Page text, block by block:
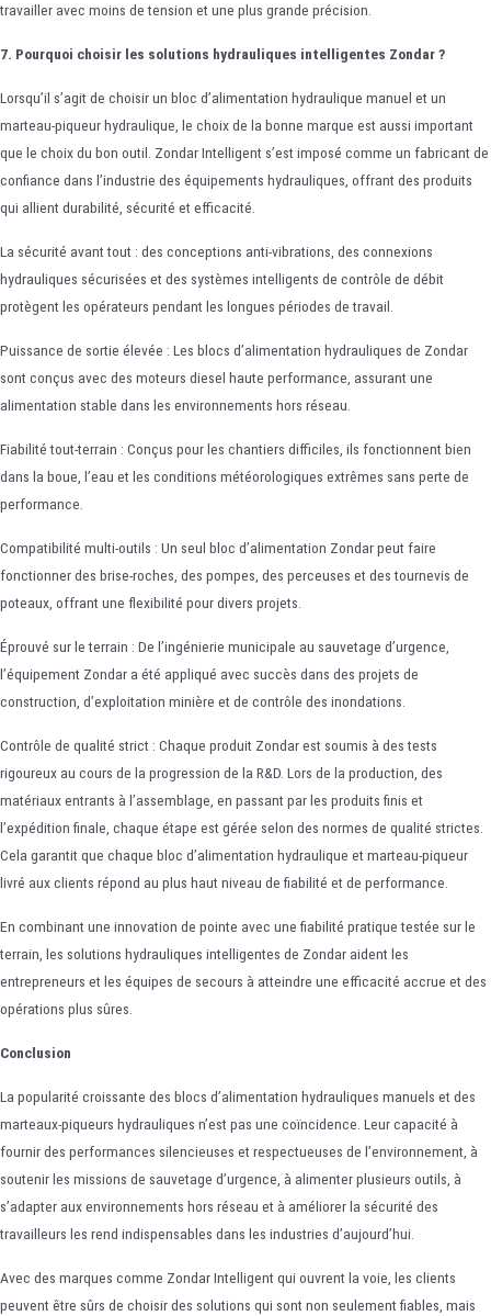
travailler avec moins de tension et une plus grande précision.
7. Pourquoi choisir les solutions hydrauliques intelligentes Zondar ?
Lorsqu’il s’agit de choisir un bloc d’alimentation hydraulique manuel et un
marteau-piqueur hydraulique, le choix de la bonne marque est aussi important
que le choix du bon outil. Zondar Intelligent s’est imposé comme un fabricant de
confiance dans l’industrie des équipements hydrauliques, offrant des produits
qui allient durabilité, sécurité et efficacité.
La sécurité avant tout : des conceptions anti-vibrations, des connexions
hydrauliques sécurisées et des systèmes intelligents de contrôle de débit
protègent les opérateurs pendant les longues périodes de travail.
Puissance de sortie élevée : Les blocs d’alimentation hydrauliques de Zondar
sont conçus avec des moteurs diesel haute performance, assurant une
alimentation stable dans les environnements hors réseau.
Fiabilité tout-terrain : Conçus pour les chantiers difficiles, ils fonctionnent bien
dans la boue, l’eau et les conditions météorologiques extrêmes sans perte de
performance.
Compatibilité multi-outils : Un seul bloc d’alimentation Zondar peut faire
fonctionner des brise-roches, des pompes, des perceuses et des tournevis de
poteaux, offrant une flexibilité pour divers projets.
Éprouvé sur le terrain : De l’ingénierie municipale au sauvetage d’urgence,
l’équipement Zondar a été appliqué avec succès dans des projets de
construction, d’exploitation minière et de contrôle des inondations.
Contrôle de qualité strict : Chaque produit Zondar est soumis à des tests
rigoureux au cours de la progression de la R&D. Lors de la production, des
matériaux entrants à l’assemblage, en passant par les produits finis et
l’expédition finale, chaque étape est gérée selon des normes de qualité strictes.
Cela garantit que chaque bloc d’alimentation hydraulique et marteau-piqueur
livré aux clients répond au plus haut niveau de fiabilité et de performance.
En combinant une innovation de pointe avec une fiabilité pratique testée sur le
terrain, les solutions hydrauliques intelligentes de Zondar aident les
entrepreneurs et les équipes de secours à atteindre une efficacité accrue et des
opérations plus sûres.
Conclusion
La popularité croissante des blocs d’alimentation hydrauliques manuels et des
marteaux-piqueurs hydrauliques n’est pas une coïncidence. Leur capacité à
fournir des performances silencieuses et respectueuses de l’environnement, à
soutenir les missions de sauvetage d’urgence, à alimenter plusieurs outils, à
s’adapter aux environnements hors réseau et à améliorer la sécurité des
travailleurs les rend indispensables dans les industries d’aujourd’hui.
Avec des marques comme Zondar Intelligent qui ouvrent la voie, les clients
peuvent être sûrs de choisir des solutions qui sont non seulement fiables, mais